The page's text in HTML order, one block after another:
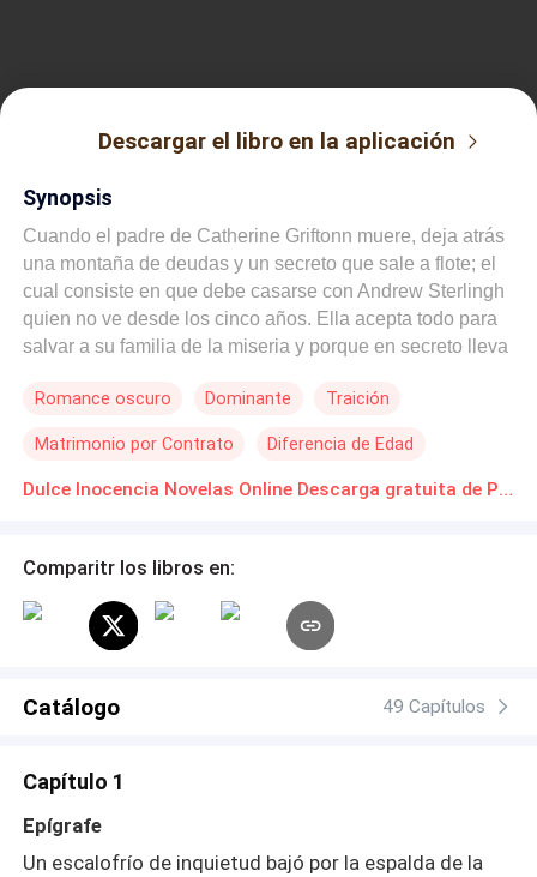
Descargar el libro en la aplicación
Synopsis
Cuando el padre de Catherine Griftonn muere, deja atrás
una montaña de deudas y un secreto que sale a flote; el
cual consiste en que debe casarse con Andrew Sterlingh
quien no ve desde los cinco años. Ella acepta todo para
salvar a su familia de la miseria y porque en secreto lleva
nadie sabe es que aquel chico sensible y amable ha
y puritana chica, pretende iniciar un juego peligroso con
ella y acepta casarse para escandalizar a la sociedad.
Justo cuando creé que todo está perdido aparece
de su marido. Quien lejos de ser ignorado por ella y sin
saber el interés que despierta, está obligando a la
posición en la sociedad. Es así como los secretos, la
peligrosa mujer haciendo que Andrew se arrepienta de
las decisiones que ha tomado hasta ahora.
Romance oscuro Dominante Traición
Matrimonio por Contrato Diferencia de Edad
Dulce Inocencia Novelas Online Descarga gratuita de PDF
Comparitr los libros en:
Catálogo 49 Capítulos
Capítulo 1
Epígrafe
Un escalofrío de inquietud bajó por la espalda de la